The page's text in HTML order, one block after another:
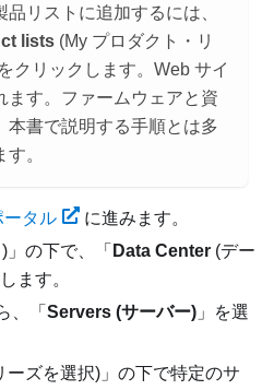
リストに追加するには、
lists (My プロダクト・リ
クリックします。Web サイ
ます。ファームウェアと資
本書で説明する手順とは多
。
ータル
に進みます。
」の下で、「 Data Center (デー
ます。
、「 Servers (サーバー) 」を選
ーズを選択)」の下で特定のサ